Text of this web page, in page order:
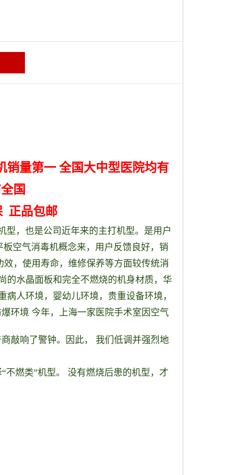
销量第一 全国大中型医院均有
国
正品包邮
型，也是公司近年来的主打机型。是用户
空气消毒机概念来， 用户反馈良好，销
，使用寿命，维修保养等方面较传统消
的水晶面板和完全不燃烧的机身材质，华
病人环境，婴幼儿环境，贵重设备环境，
环境 今年，上海一家医院手术室因空气
敲响 了警钟。因此， 我们低调并强烈地
不燃类”机型。 没有燃烧后患的机型，才